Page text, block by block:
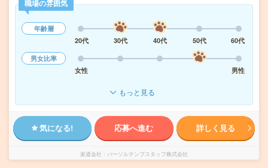
職場の雰囲気
年齢層
20代
30代 40代 50代
60代
男女比率
女性
男性
もっと見る
気になる! 応募へ進む 詳しく見る
派遣会社 パーソルテンプスタッフ株式会社